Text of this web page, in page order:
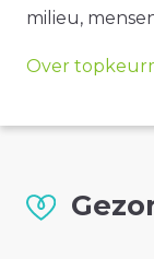
milieu,
Over